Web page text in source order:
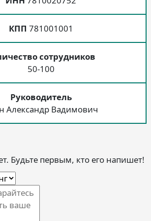
КПП 781001001
сотрудников
50-100
Руководитель
Александр Вадимович
Будьте первым, кто его напишет!